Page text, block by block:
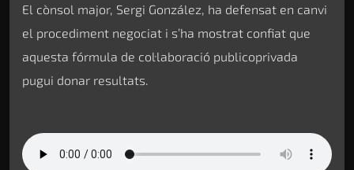
El cònsol major, Sergi González, ha defensat en canvi
el procediment negociat i s’ha mostrat confiat que
aquesta fórmula de col·laboració publicoprivada
pugui donar resultats.